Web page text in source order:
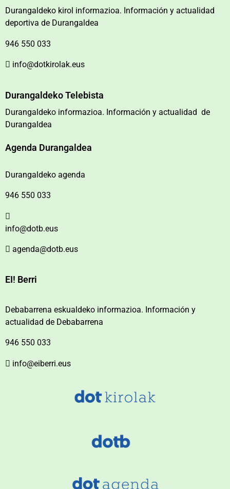
Durangaldeko kirol informazioa. Información y actualidad
deportiva de Durangaldea
946 550 033
info@dotkirolak.eus
Durangaldeko Telebista
Durangaldeko informazioa. Información y actualidad de
Durangaldea
Agenda Durangaldea
Durangaldeko agenda
946 550 033
info@dotb.eus
agenda@dotb.eus
EI! Berri
Debabarrena eskualdeko informazioa. Información y
actualidad de Debabarrena
946 550 033
info@eiberri.eus